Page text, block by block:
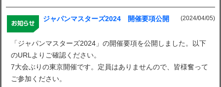
(2024/04/05)
ジャパンマスターズ2024 開催要項公開
「ジャパンマスターズ2024」の開催要項を公開しました。以下
のURLよりご確認ください。
7大会ぶりの東京開催です。定員はありませんので、皆様奮って
ご参加ください。